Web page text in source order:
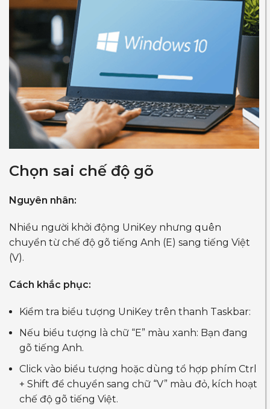
Chọn sai chế độ gõ
Nguyên nhân:
Nhiều người khởi động UniKey nhưng quên
chuyển từ chế độ gõ tiếng Anh (E) sang tiếng Việt
(V).
Cách khắc phục:
Kiểm tra biểu tượng UniKey trên thanh Taskbar:
Nếu biểu tượng là chữ “E” màu xanh: Bạn đang
gõ tiếng Anh.
Click vào biểu tượng hoặc dùng tổ hợp phím Ctrl
+ Shift để chuyển sang chữ “V” màu đỏ, kích hoạt
chế độ gõ tiếng Việt.